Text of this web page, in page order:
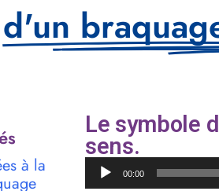
d'un
à la
Le symbole
sens.
Lecteur
audio00:00